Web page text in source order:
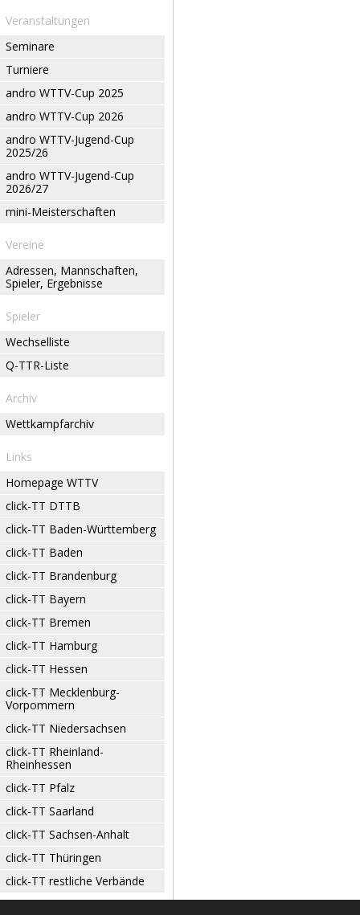
Veranstaltungen
Seminare
Turniere
andro WTTV-Cup 2025
andro WTTV-Cup 2026
andro WTTV-Jugend-Cup
2025/26
andro WTTV-Jugend-Cup
2026/27
mini-Meisterschaften
Vereine
Adressen, Mannschaften,
Spieler, Ergebnisse
Spieler
Wechselliste
Q-TTR-Liste
Archiv
Wettkampfarchiv
Links
Homepage WTTV
click-TT DTTB
click-TT Baden-Württemberg
click-TT Baden
click-TT Brandenburg
click-TT Bayern
click-TT Bremen
click-TT Hamburg
click-TT Hessen
click-TT Mecklenburg-
Vorpommern
click-TT Niedersachsen
click-TT Rheinland-
Rheinhessen
click-TT Pfalz
click-TT Saarland
click-TT Sachsen-Anhalt
click-TT Thüringen
click-TT restliche Verbände